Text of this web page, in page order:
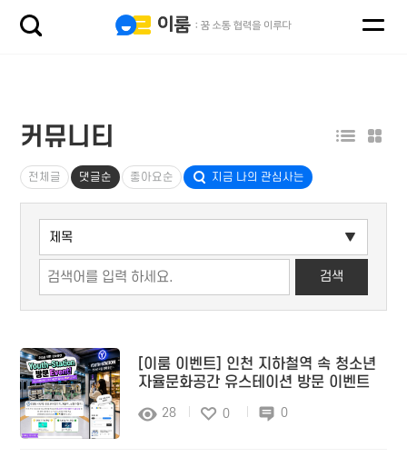
커뮤니티
전체글 댓글순 좋아요순 지금 나의 관심사는
[이룸 이벤트] 인천 지하철역 속 청소년
자율문화공간 유스테이션 방문 이벤트
28 0 0